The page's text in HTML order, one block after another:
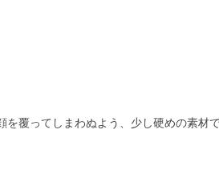
覆ってしまわぬよう、少し硬めの素材